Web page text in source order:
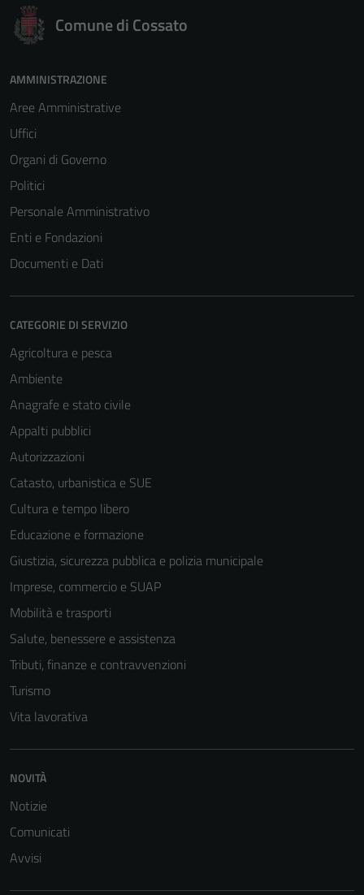
Comune di Cossato
AMMINISTRAZIONE
Aree Amministrative
Uffici
Organi di Governo
Politici
Personale Amministrativo
Enti e Fondazioni
Documenti e Dati
CATEGORIE DI SERVIZIO
Agricoltura e pesca
Ambiente
Anagrafe e stato civile
Appalti pubblici
Autorizzazioni
Catasto, urbanistica e SUE
Cultura e tempo libero
Educazione e formazione
Giustizia, sicurezza pubblica e polizia municipale
Imprese, commercio e SUAP
Mobilità e trasporti
Salute, benessere e assistenza
Tributi, finanze e contravvenzioni
Turismo
Vita lavorativa
NOVITÀ
Notizie
Comunicati
Avvisi